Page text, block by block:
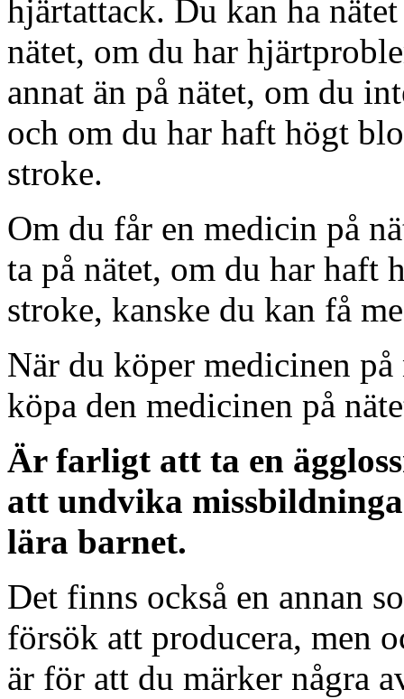
hjärtattack. Du kan ha
nätet, om du har
annat än på nätet, om du
och om du har haft högt
stroke.
Om du får en medicin på
ta på nätet, om du har haft
stroke, kanske du kan få
När du köper medicinen
köpa den medicinen på
Är farligt att ta en
att undvika
lära barnet.
Det finns också en annan
försök att producera, men
är för att du märker några